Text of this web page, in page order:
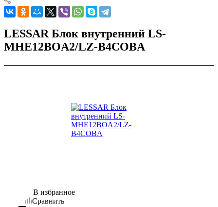
LESSAR Блок внутренний LS-
MHE12BOA2/LZ-B4COBA
В избранное
Сравнить